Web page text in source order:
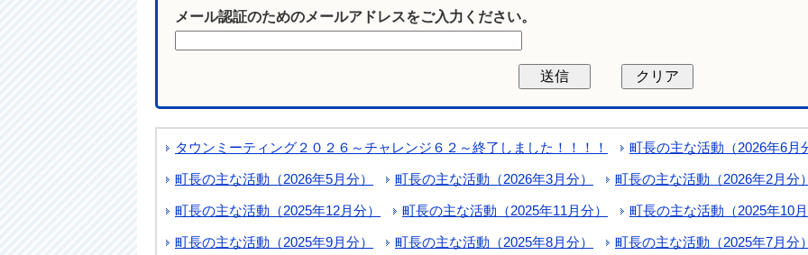
メール認証のためのメールアドレスをご入力ください。
タウンミーティング２０２６～チャレンジ６２～終了しました！！！！ 町長の主な活動（2026年6月
町長の主な活動（2026年5月分） 町長の主な活動（2026年3月分） 町長の主な活動（2026年2月分
町長の主な活動（2025年12月分） 町長の主な活動（2025年11月分） 町長の主な活動（2025年10
町長の主な活動（2025年9月分） 町長の主な活動（2025年8月分） 町長の主な活動（2025年7月分